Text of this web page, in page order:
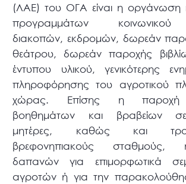
(ΛΑΕ) του ΟΓΑ είναι η οργάνωση
προγραμμάτων κοινωνικού
διακοπών, εκδρομών, δωρεάν
θεάτρου, δωρεάν παροχής
έντυπου υλικού, γενικότερης
πληροφόρησης του αγροτικού
χώρας. Επίσης η παροχή
βοηθημάτων και βραβείων σε
μητέρες, καθώς και
βρεφονηπιακούς
δαπανών για επιμορφωτικά
αγροτών ή για την